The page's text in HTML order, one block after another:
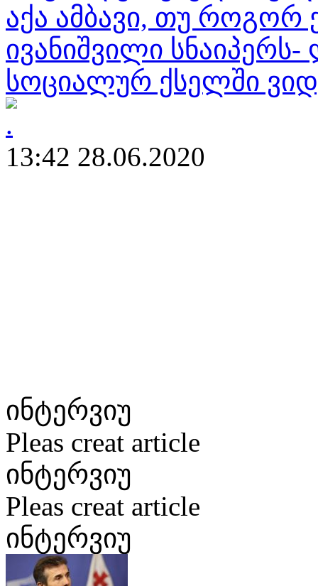
აქა ამბავი, თუ
ივანიშვილი
სოციალურ ქსელში
13:42 28.06.2020
ინტერვიუ
Pleas creat article
ინტერვიუ
Pleas creat article
ინტერვიუ